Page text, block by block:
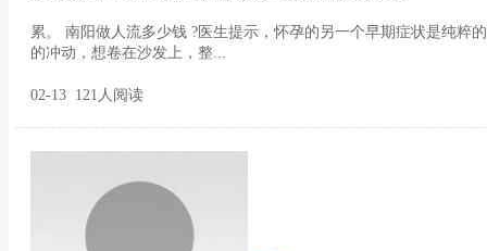
累。 南阳做人流多少钱 ?医生提示，怀孕的另一个早期症状是纯粹
的冲动，想卷在沙发上，整...
02-13 121人阅读